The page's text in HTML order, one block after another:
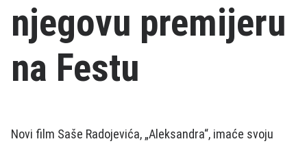
njegovu premijeru
na Festu
Novi film Saše Radojevića, „Aleksandra“, imaće svoju